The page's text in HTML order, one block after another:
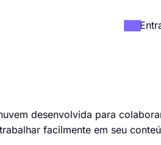
desenvolvida para
facilmente em seu